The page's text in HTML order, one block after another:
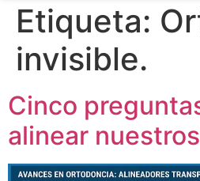
Etiqueta:
invisible.
Cinco
alinear